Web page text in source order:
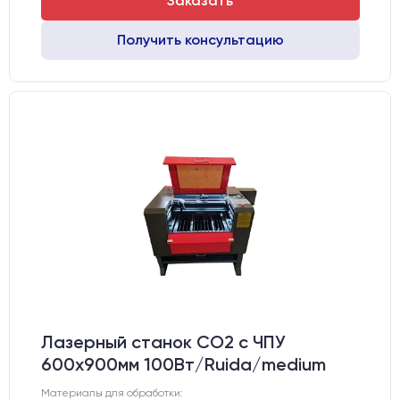
Получить консультацию
Лазерный станок CO2 c ЧПУ
600х900мм 100Вт/Ruida/medium
Материалы для обработки: